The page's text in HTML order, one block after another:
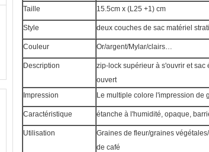
Taille 15.5cm x (L25 +1) cm
Style deux couches de sac matériel
Couleur Or/argent/Mylar/clairs…
Description
zip-lock supérieur à s'ouvrir et sac
ouvert
Impression
Le multiple colore l'impression de
Caractéristique étanche à l'humidité, opaque,
Utilisation
Graines de fleur/graines
de café